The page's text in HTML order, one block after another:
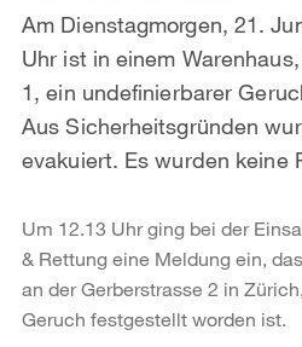
Am Dienstagmorgen, 21.
Uhr ist in einem
1, ein undefinierbarer
Aus Sicherheitsgründen
evakuiert. Es wurden keine
Um 12.13 Uhr ging bei der
& Rettung eine Meldung ein,
an der Gerberstrasse 2 in
Geruch festgestellt worden ist.